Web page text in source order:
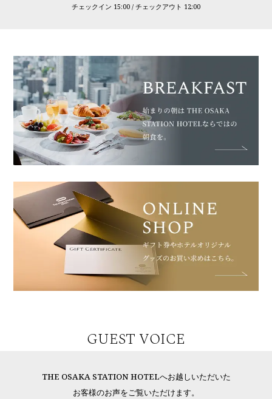
チェックイン 15:00 / チェックアウト 12:00
GUEST VOICE
THE OSAKA STATION HOTELへお越しいただいた
お客様のお声をご覧いただけます。